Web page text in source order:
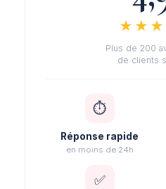
Plus de 200
de clients
⏱
Réponse rapide
en moins de 24h
✅